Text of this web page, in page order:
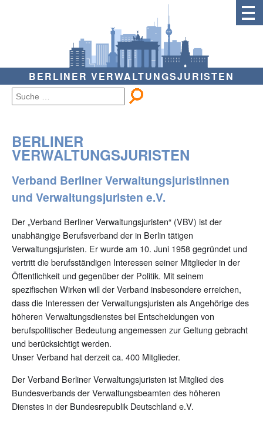
BERLINER VERWALTUNGSJURISTEN
BERLINER
VERWALTUNGSJURISTEN
Verband Berliner Verwaltungsjuristinnen
und Verwaltungsjuristen e.V.
Der „Verband Berliner Verwaltungsjuristen“ (VBV) ist der
unabhängige Berufsverband der in Berlin tätigen
Verwaltungsjuristen. Er wurde am 10. Juni 1958 gegründet und
vertritt die berufsständigen Interessen seiner Mitglieder in der
Öffentlichkeit und gegenüber der Politik. Mit seinem
spezifischen Wirken will der Verband insbesondere erreichen,
dass die Interessen der Verwaltungsjuristen als Angehörige des
höheren Verwaltungsdienstes bei Entscheidungen von
berufspolitischer Bedeutung angemessen zur Geltung gebracht
und berücksichtigt werden.
Unser Verband hat derzeit ca. 400 Mitglieder.
Der Verband Berliner Verwaltungsjuristen ist Mitglied des
Bundesverbands der Verwaltungsbeamten des höheren
Dienstes in der Bundesrepublik Deutschland e.V.